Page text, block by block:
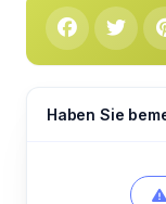
Haben Sie